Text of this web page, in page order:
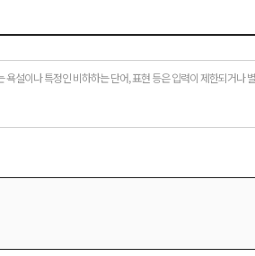
욕설이나 특정인 비하하는 단어, 표현 등은 입력이 제한되거나